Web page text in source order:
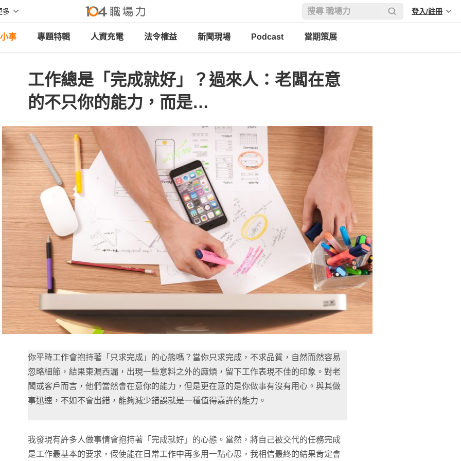
多 登入/註冊
事 專題特輯 人資充電 法令權益 新聞現場 Podcast 當期策展
工作總是「完成就好」？過來人：老闆在意
的不只你的能力，而是…
你平時工作會抱持著「只求完成」的心態嗎？當你只求完成，不求品質，自然而然容易
忽略細節，結果東漏西漏，出現一些意料之外的麻煩，留下工作表現不佳的印象。對老
闆或客戶而言，他們當然會在意你的能力，但是更在意的是你做事有沒有用心。與其做
事迅速，不如不會出錯，能夠減少錯誤就是一種值得嘉許的能力。
我發現有許多人做事情會抱持著「完成就好」的心態。當然，將自己被交代的任務完成
是工作最基本的要求，假使能在日常工作中再多用一點心思，我相信最終的結果肯定會